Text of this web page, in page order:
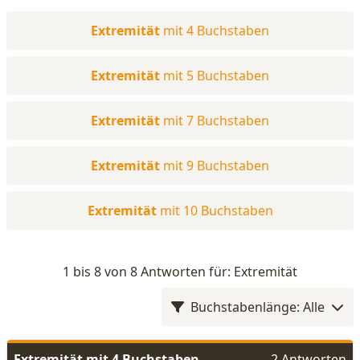
Extremität mit 4 Buchstaben
Extremität mit 5 Buchstaben
Extremität mit 7 Buchstaben
Extremität mit 9 Buchstaben
Extremität mit 10 Buchstaben
1 bis 8 von 8 Antworten für: Extremität
Buchstabenlänge: Alle